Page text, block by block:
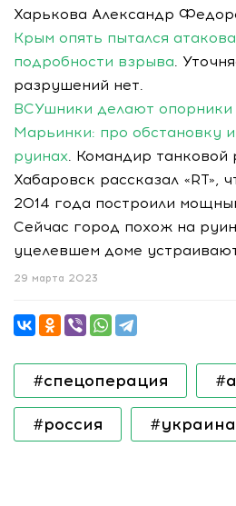
Харькова Александр
Крым опять пытался
подробности взрыва.
разрушений нет.
ВСУшники делают опорники
Марьинки: про обстановку
руинах. Командир танковой
Хабаровск рассказал «RT»,
2014 года построили
Сейчас город похож на
уцелевшем доме
29 марта 2023
#спецоперация
#россия #украина